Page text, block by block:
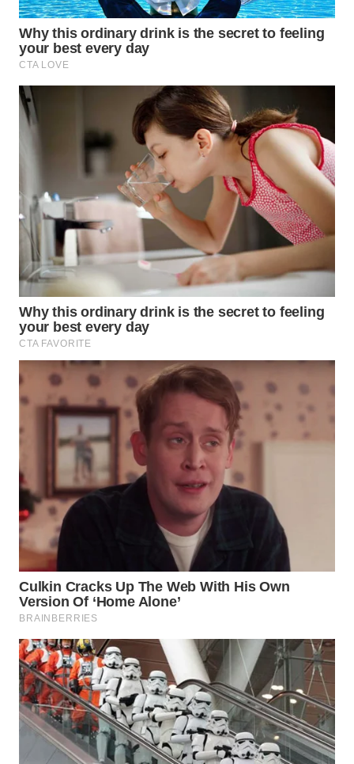
WN
SULSEL
WN
GORONTALO
WN
MALUKU
WN
MALUT
WN
DAIRI
WN
DANAU
TOBA
WN
LANGKAT
WN
TAPANULI
SELATAN
WN
TANJUNG
LESUNG
WN
KARO